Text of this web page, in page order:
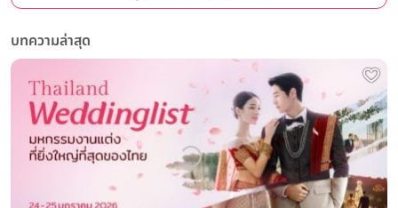
บทความล่าสุด